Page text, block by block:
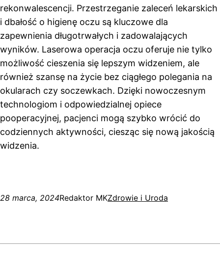
rekonwalescencji. Przestrzeganie zaleceń lekarskich
i dbałość o higienę oczu są kluczowe dla
zapewnienia długotrwałych i zadowalających
wyników. Laserowa operacja oczu oferuje nie tylko
możliwość cieszenia się lepszym widzeniem, ale
również szansę na życie bez ciągłego polegania na
okularach czy soczewkach. Dzięki nowoczesnym
technologiom i odpowiedzialnej opiece
pooperacyjnej, pacjenci mogą szybko wrócić do
codziennych aktywności, ciesząc się nową jakością
widzenia.
28 marca, 2024Redaktor MKZdrowie i Uroda